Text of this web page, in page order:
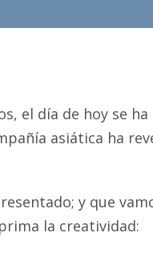
el día de hoy se
asiática ha
y que
la creatividad: